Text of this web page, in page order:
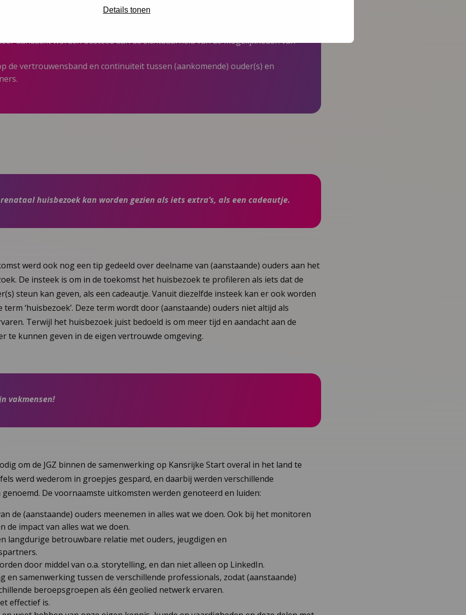
Details tonen
voor elkaar als deelname aan (beleids)overleggen niet voor elke
aandacht worden besteed aan de zichtbaarheid van de mogelijkheden van
de vertrouwensband en continuïteit tussen (aankomende) ouder(s) en
huisbezoek kan worden gezien als iets extra’s, als een cadeautje.
werd ook nog een tip gedeeld over deelname van (aanstaande) ouders aan het
De insteek is om in de toekomst het huisbezoek te profileren als iets dat de
steun kan geven, als een cadeautje. Vanuit diezelfde insteek kan er ook worden
term ‘huisbezoek’. Deze term wordt door (aanstaande) ouders niet altijd als
Terwijl het huisbezoek juist bedoeld is om meer tijd en aandacht aan de
te kunnen geven in de eigen vertrouwde omgeving.
vakmensen!
om de JGZ binnen de samenwerking op Kansrijke Start overal in het land te
werd wederom in groepjes gespard, en daarbij werden verschillende
De voornaamste uitkomsten werden genoteerd en luiden:
de (aanstaande) ouders meenemen in alles wat we doen. Ook bij het monitoren
de impact van alles wat we doen.
langdurige betrouwbare relatie met ouders, jeugdigen en
door middel van o.a. storytelling, en dan niet alleen op LinkedIn.
en samenwerking tussen de verschillende professionals, zodat (aanstaande)
beroepsgroepen als één geolied netwerk ervaren.
effectief is.